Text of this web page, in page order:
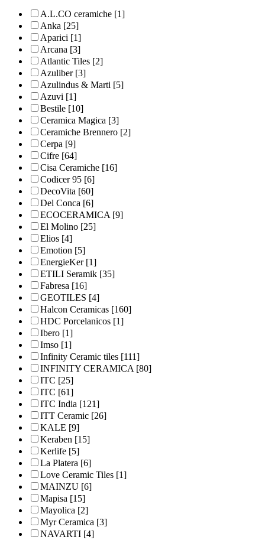
A.L.CO ceramiche [1]
Anka [25]
Aparici [1]
Arcana [3]
Atlantic Tiles [2]
Azuliber[3]
Azulindus & Marti [5]
Azuvi [1]
Bestile [10]
Ceramica Magica [3]
Ceramiche Brennero [2]
Cerpa [9]
Cifre [64]
Cisa Ceramiche [16]
Codicer 95 [6]
DecoVita [60]
Del Conca [6]
ECOCERAMICA[9]
El Molino [25]
Elios [4]
Emotion [5]
EnergieKer[1]
ETILI Seramik [35]
Fabresa [16]
GEOTILES [4]
Halcon Ceramicas [160]
HDC Porcelanicos [1]
Ibero [1]
Imso [1]
Infinity Ceramic tiles [111]
INFINITY CERAMICA[80]
ITC [25]
ITC [61]
ITC India [121]
ITT Ceramic [26]
KALE [9]
Keraben [15]
Kerlife [5]
La Platera [6]
Love Ceramic Tiles [1]
MAINZU [6]
Mapisa [15]
Mayolica [2]
Myr Ceramica [3]
NAVARTI [4]